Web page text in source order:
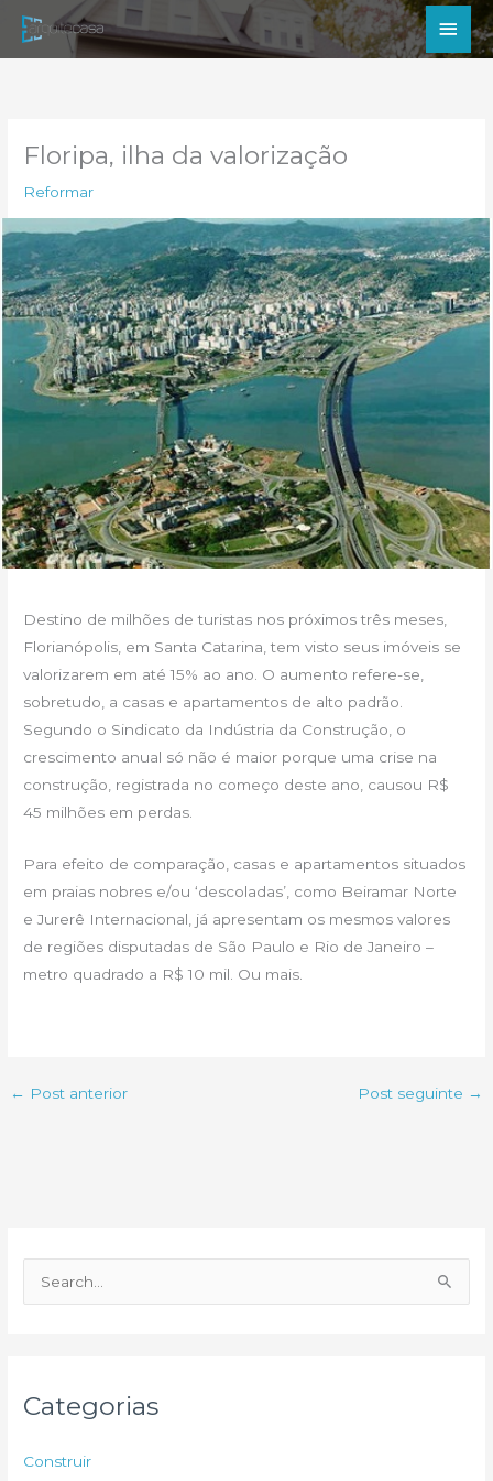
para
Floripa, ilha da valorização
Reformar
Destino de milhões de turistas nos próximos três meses,
Florianópolis, em Santa Catarina, tem visto seus imóveis se
valorizarem em até 15% ao ano. O aumento refere-se,
sobretudo, a casas e apartamentos de alto padrão.
Segundo o Sindicato da Indústria da Construção, o
crescimento anual só não é maior porque uma crise na
construção, registrada no começo deste ano, causou R$
45 milhões em perdas.
Para efeito de comparação, casas e apartamentos situados
em praias nobres e/ou ‘descoladas’, como Beiramar Norte
e Jurerê Internacional, já apresentam os mesmos valores
de regiões disputadas de São Paulo e Rio de Janeiro –
metro quadrado a R$ 10 mil. Ou mais.
← Post anterior Post seguinte →
e
Categorias
Construir